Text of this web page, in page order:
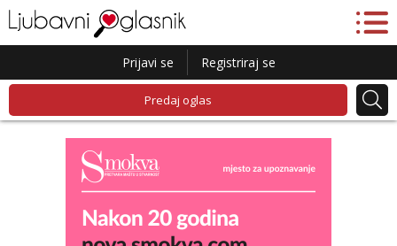
Prijavi se Registriraj se
Predaj oglas